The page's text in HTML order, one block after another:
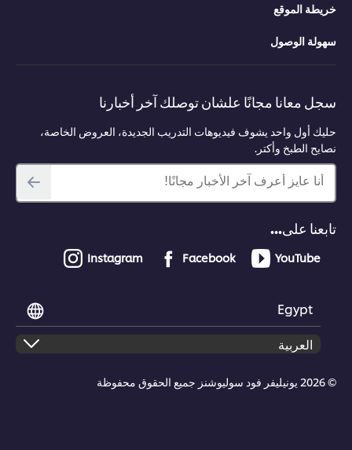
خريطة الموقع
سهولة الوصول
سجل معانا مجانًا علشان توصلك آخر أخبارنا
حليك أول واحد يشوف فيديوهات التدريب الجديدة، العروض الخاصة،
نصايح الطبخ وأكتر.
أنا عايز أعرف آخر الأخبار مجانًا!
تابعنا على...
YouTube
Facebook
Instagram
Egypt
© 2026 يونيليفر فود سوليوشنز جميع الحقوق محفوظة